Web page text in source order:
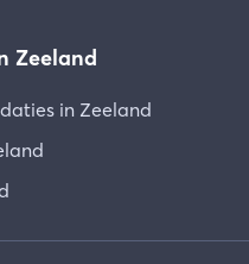
Zeeland
in Zeeland